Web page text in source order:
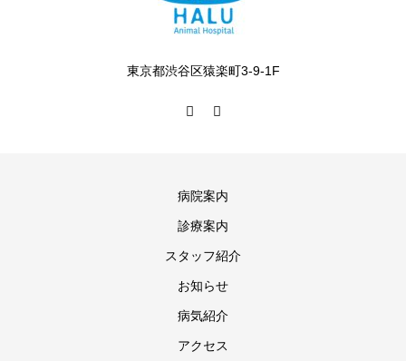
東京都渋谷区猿楽町3-9-1F
病院案内
診療案内
スタッフ紹介
お知らせ
病気紹介
アクセス